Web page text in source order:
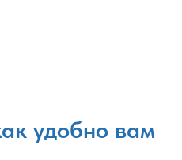
удобно вам